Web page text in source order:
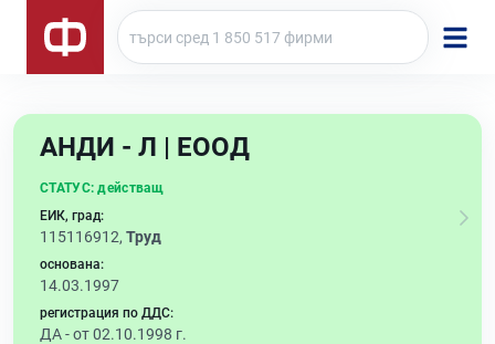
АНДИ - Л | ЕООД
СТАТУС: действащ
ЕИК, град:
115116912, Труд
основана:
14.03.1997
регистрация по ДДС:
ДА - от 02.10.1998 г.